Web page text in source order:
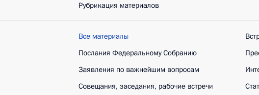
Рубрикация материалов
Все материалы
Послания Федеральному Собранию
Заявления по важнейшим вопросам
Совещания, заседания, рабочие встречи